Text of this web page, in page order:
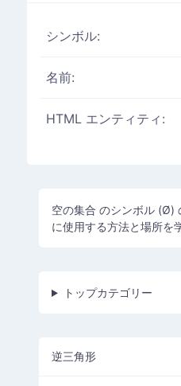
シンボル:
名前:
HTML エンティティ:
空の集合 のシンボル (Ø)
に使用する方法と場所を
トップカテゴリー
逆三角形